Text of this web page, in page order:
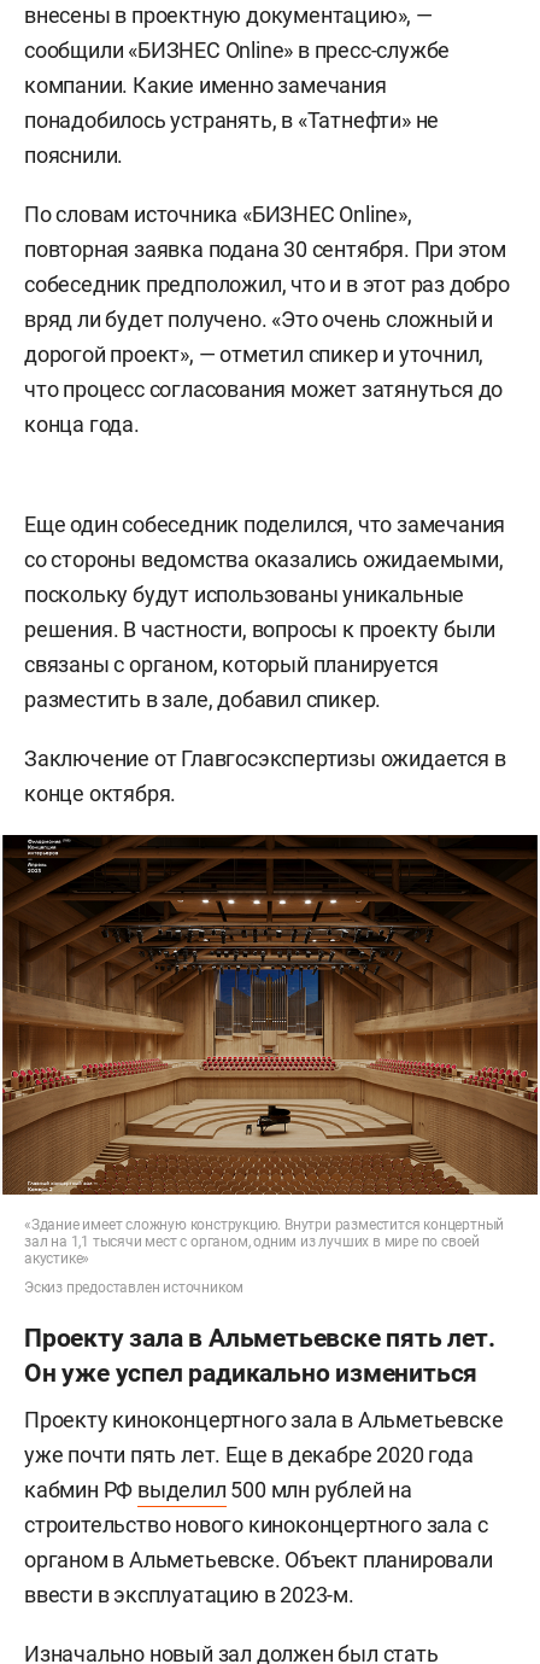
внесены в проектную документацию», —
сообщили «БИЗНЕС Online» в пресс-службе
компании. Какие именно замечания
понадобилось устранять, в «Татнефти» не
пояснили.
По словам источника «БИЗНЕС Online»,
повторная заявка подана 30 сентября. При этом
собеседник предположил, что и в этот раз добро
вряд ли будет получено. «Это очень сложный и
дорогой проект», — отметил спикер и уточнил,
что процесс согласования может затянуться до
конца года.
Еще один собеседник поделился, что замечания
со стороны ведомства оказались ожидаемыми,
поскольку будут использованы уникальные
решения. В частности, вопросы к проекту были
связаны с органом, который планируется
разместить в зале, добавил спикер.
Заключение от Главгосэкспертизы ожидается в
конце октября.
«Здание имеет сложную конструкцию. Внутри разместится концертный
зал на 1,1 тысячи мест с органом, одним из лучших в мире по своей
акустике»
Эскиз предоставлен источником
Проекту зала в Альметьевске пять лет.
Он уже успел радикально измениться
Проекту киноконцертного зала в Альметьевске
уже почти пять лет. Еще в декабре 2020 года
кабмин РФ выделил 500 млн рублей на
строительство нового киноконцертного зала с
органом в Альметьевске. Объект планировали
ввести в эксплуатацию в 2023-м.
Изначально новый зал должен был стать